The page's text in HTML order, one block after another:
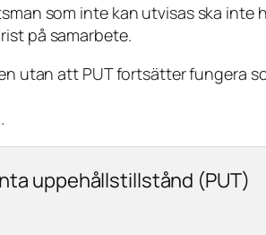
som inte kan utvisas ska
på samarbete.
utan att PUT fortsätter fungera
uppehållstillstånd (PUT)